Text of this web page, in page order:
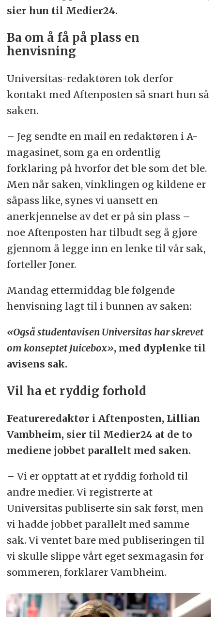
sier hun til Medier24.
Ba om å få på plass en
henvisning
Universitas-redaktøren tok derfor
kontakt med Aftenposten så snart hun så
saken.
– Jeg sendte en mail en redaktøren i A-
magasinet, som ga en ordentlig
forklaring på hvorfor det ble som det ble.
Men når saken, vinklingen og kildene er
såpass like, synes vi uansett en
anerkjennelse av det er på sin plass –
noe Aftenposten har tilbudt seg å gjøre
gjennom å legge inn en lenke til vår sak,
forteller Joner.
Mandag ettermiddag ble følgende
henvisning lagt til i bunnen av saken:
«Også studentavisen Universitas har skrevet
om konseptet Juicebox», med dyplenke til
avisens sak.
Vil ha et ryddig forhold
Featureredaktør i Aftenposten, Lillian
Vambheim, sier til Medier24 at de to
mediene jobbet parallelt med saken.
– Vi er opptatt at et ryddig forhold til
andre medier. Vi registrerte at
Universitas publiserte sin sak først, men
vi hadde jobbet parallelt med samme
sak. Vi ventet bare med publiseringen til
vi skulle slippe vårt eget sexmagasin før
sommeren, forklarer Vambheim.